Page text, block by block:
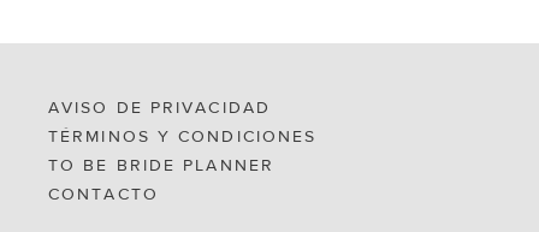
AVISO DE PRIVACIDAD
TÉRMINOS Y CONDICIONES
TO BE BRIDE PLANNER
CONTACTO